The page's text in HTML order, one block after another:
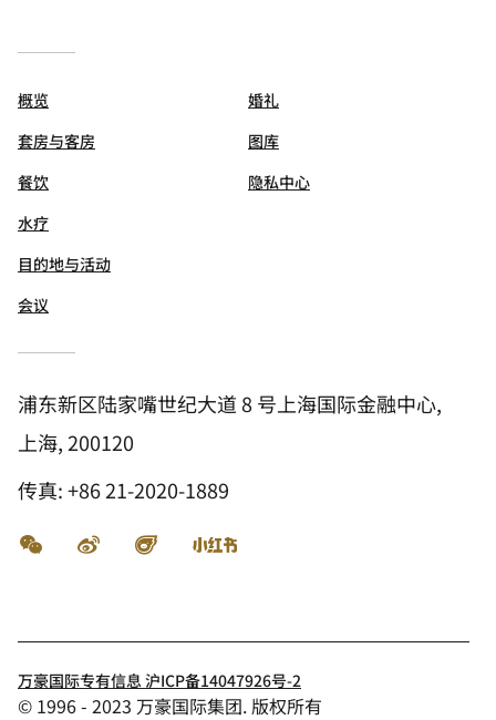
概览
套房与客房
餐饮
水疗
目的地与活动
会议
婚礼
图库
隐私中心
浦东新区陆家嘴世纪大道 8 号上海国际金融中心,
上海, 200120
传真:+86 21-2020-1889
微信 微博 飞猪
万豪国际专有信息 沪ICP备14047926号-2
© 1996 - 2023 万豪国际集团. 版权所有